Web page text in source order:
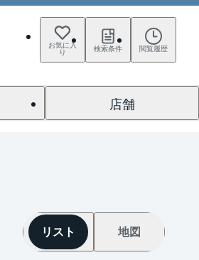
お気に入
り 検索条件 閲覧履歴
店舗
リスト 地図